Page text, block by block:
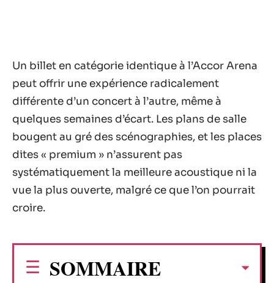
Un billet en catégorie identique à l’Accor Arena
peut offrir une expérience radicalement
différente d’un concert à l’autre, même à
quelques semaines d’écart. Les plans de salle
bougent au gré des scénographies, et les places
dites « premium » n’assurent pas
systématiquement la meilleure acoustique ni la
vue la plus ouverte, malgré ce que l’on pourrait
croire.
SOMMAIRE